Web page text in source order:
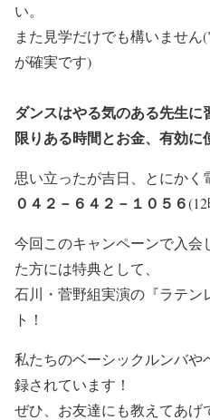
い。
また見学だけでも構いません
が確実です)
ダンスはやる気のある先生に
限りある時間とお金、有効に
思い立ったが吉日、とにかく
０４２－６４２－１０５６
今回このキャンペーンで入会
た方には特典として、
石川・菅野組実演の『ラテン
ト！
私たちのベーシックルンバや
録されています！
ぜひ、お友達にも教えてあげ